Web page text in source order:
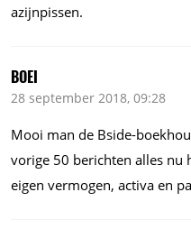
azijnpissen.
BOEI
28 september 2018, 09:28
Mooi man de Bside-
vorige 50 berichten alles
eigen vermogen, activa en